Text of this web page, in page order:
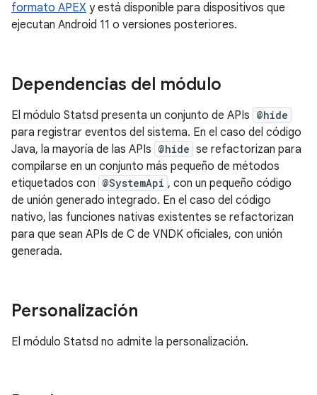
formato APEX y está disponible para dispositivos que
ejecutan Android 11 o versiones posteriores.
Dependencias del módulo
El módulo Statsd presenta un conjunto de APIs @hide
para registrar eventos del sistema. En el caso del código
Java, la mayoría de las APIs @hide se refactorizan para
compilarse en un conjunto más pequeño de métodos
etiquetados con @SystemApi , con un pequeño código
de unión generado integrado. En el caso del código
nativo, las funciones nativas existentes se refactorizan
para que sean APIs de C de VNDK oficiales, con unión
generada.
Personalización
El módulo Statsd no admite la personalización.